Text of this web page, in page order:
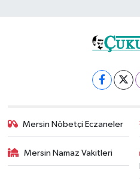
Mersin Nöbetçi Eczaneler
Mersin Namaz Vakitleri